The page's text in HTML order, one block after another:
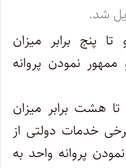
پنج برابر میزان
نمودن پروانه
هشت برابر میزان
خدمات دولتی از
پروانه واحد به